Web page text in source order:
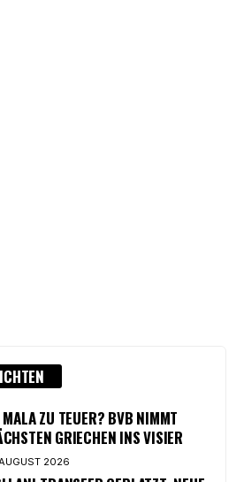
MALA ZU TEUER? BVB NIMMT
GRIECHEN INS VISIER
2026